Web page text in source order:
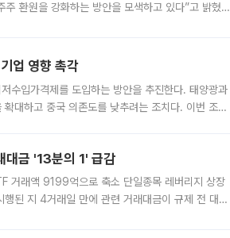
환원을 강화하는 방안을 모색하고 있다”고 밝혔다.
업 영향 촉각
수입가격제를 도입하는 방안을 추진한다. 태양광과
대하고 중국 의존도를 낮추려는 조치다. 이번 조처
대금 '13분의 1' 급감
거래액 9199억으로 축소 단일종목 레버리지 상장
된 지 4거래일 만에 관련 거래대금이 규제 전 대비